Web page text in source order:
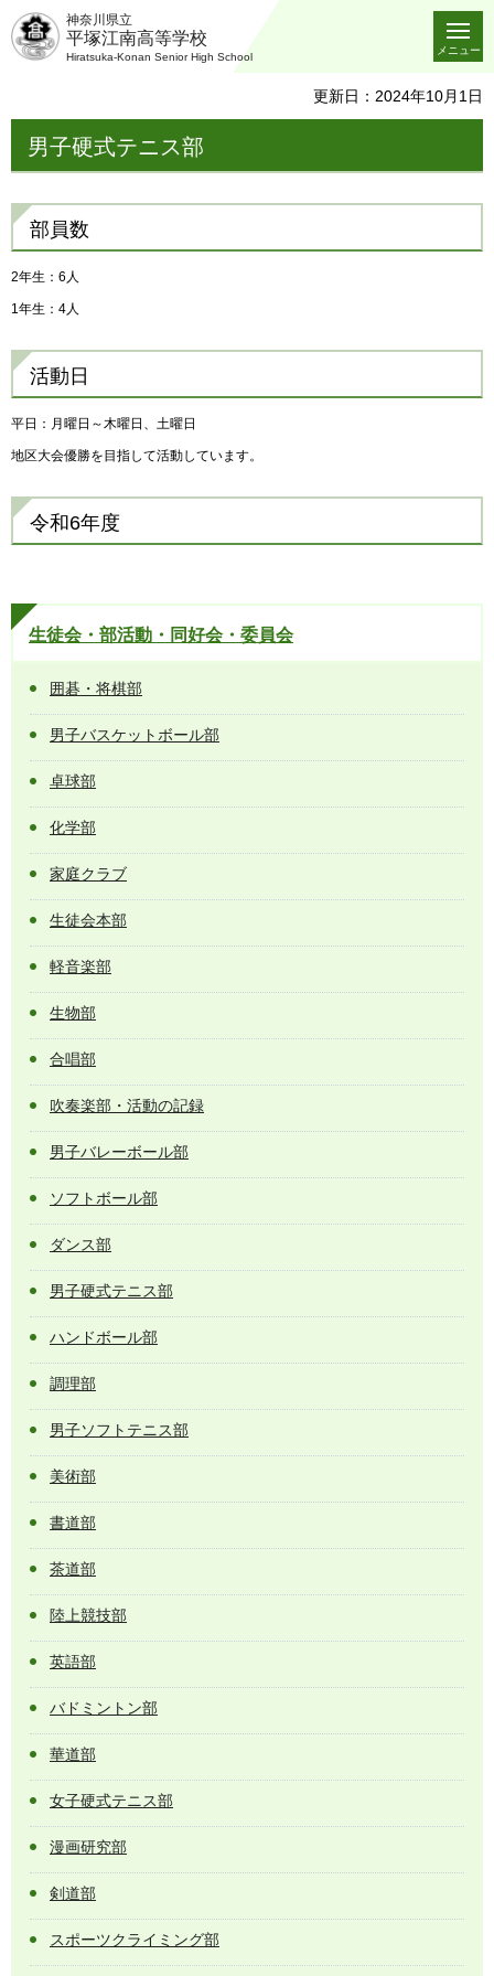
神奈川県立
平塚江南高等学校
Hiratsuka-Konan Senior High School
メニュー
更新日：2024年10月1日
男子硬式テニス部
部員数
2年生：6人
1年生：4人
活動日
平日：月曜日～木曜日、土曜日
地区大会優勝を目指して活動しています。
令和6年度
生徒会・部活動・同好会・委員会
囲碁・将棋部
男子バスケットボール部
卓球部
化学部
家庭クラブ
生徒会本部
軽音楽部
生物部
合唱部
吹奏楽部・活動の記録
男子バレーボール部
ソフトボール部
ダンス部
男子硬式テニス部
ハンドボール部
調理部
男子ソフトテニス部
美術部
書道部
茶道部
陸上競技部
英語部
バドミントン部
華道部
女子硬式テニス部
漫画研究部
剣道部
スポーツクライミング部